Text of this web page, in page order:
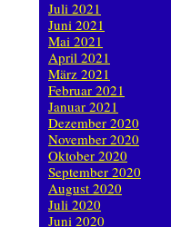
Juli 2021
Juni 2021
Mai 2021
April 2021
März 2021
Februar 2021
Januar 2021
Dezember 2020
November 2020
Oktober 2020
September 2020
August 2020
Juli 2020
Juni 2020